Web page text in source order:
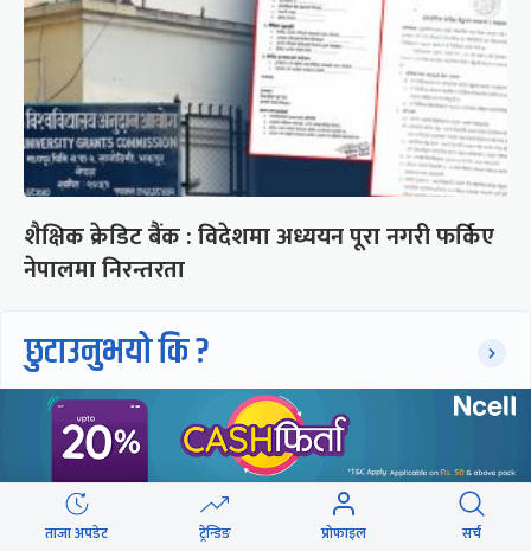
शैक्षिक क्रेडिट बैंक : विदेशमा अध्ययन पूरा नगरी फर्किए
नेपालमा निरन्तरता
छुटाउनुभयो कि ?
संसद्लाई टेर्दैनन् प्रधानमन्त्री, लाचार
छन् सभामुख
‘अस्थायी प्रकृतिको अध्यादेशले ऐनको
ताजा अपडेट ट्रेन्डिङ प्रोफाइल सर्च